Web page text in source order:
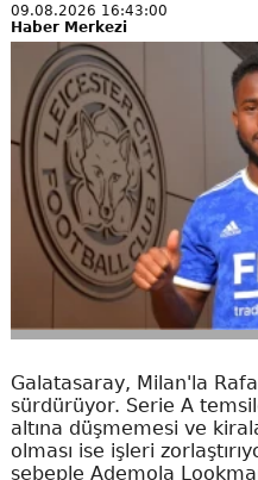
09.08.2026 16:43:00
Haber Merkezi
Galatasaray, Milan'la
sürdürüyor. Serie A
altına düşmemesi ve
olması ise işleri
sebeple Ademola